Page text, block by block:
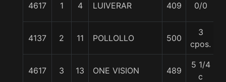
4617 1 4 LUIVERAR 409 0/0
4137 2 11 POLLOLLO 500
3
cpos.
4617 3 13 ONE VISION 489
5 1/4
c